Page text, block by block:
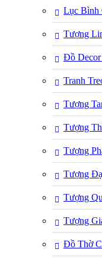
Lục Bình
Tượng
Đồ Decor
Tranh
Tượng
Tượng
Tượng
Tượng
Tượng
Tượng
Đồ Thờ